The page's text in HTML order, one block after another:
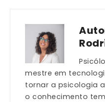
mestre em
tornar a psicologia
o conhecimento